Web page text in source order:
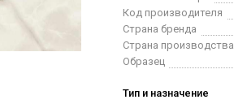
Код производителя
Страна бренда
Страна производства
Образец
Тип и назначение